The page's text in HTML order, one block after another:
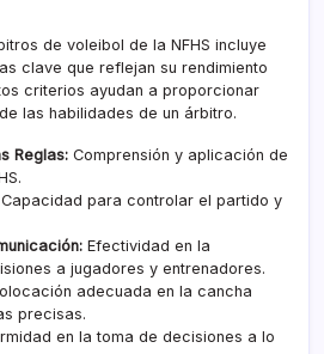
de voleibol de la NFHS incluye
clave que reflejan su rendimiento
criterios ayudan a proporcionar
las habilidades de un árbitro.
Reglas: Comprensión y aplicación de
Capacidad para controlar el partido y
Efectividad en la
a jugadores y entrenadores.
adecuada en la cancha
precisas.
en la toma de decisiones a lo